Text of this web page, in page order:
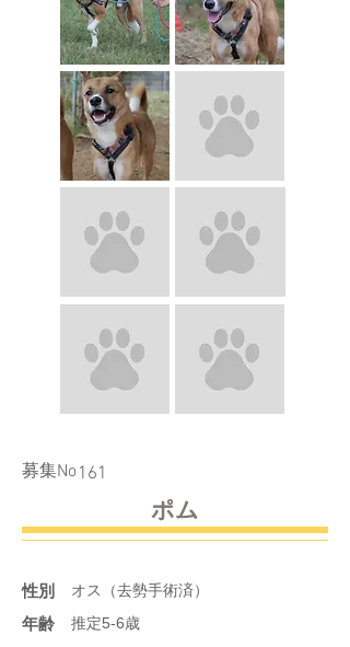
​募集No161
ポム
性別 オス（去勢手術済）
年齢 推定5‐6歳